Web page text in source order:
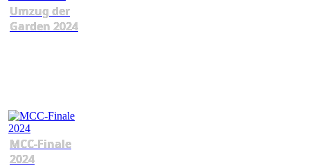
Umzug der
Garden 2024
MCC-Finale
2024